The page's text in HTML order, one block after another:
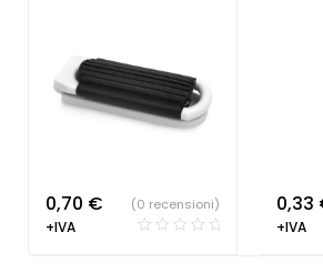
0,70 €
+IVA
(0 recensioni) 0,33
+IVA